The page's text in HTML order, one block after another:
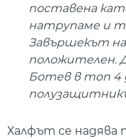
поставена
натрупаме и
Завършекът на
положителен.
Ботев в топ 4
Халфът се надява